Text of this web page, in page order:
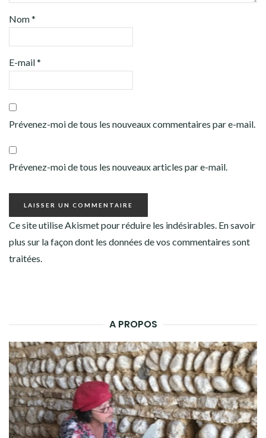
Nom*
E-mail*
Prévenez-moi de tous les nouveaux commentaires par e-mail.
Prévenez-moi de tous les nouveaux articles par e-mail.
Ce site utilise Akismet pour réduire les indésirables. En savoir
plus sur la façon dont les données de vos commentaires sont
traitées
A PROPOS